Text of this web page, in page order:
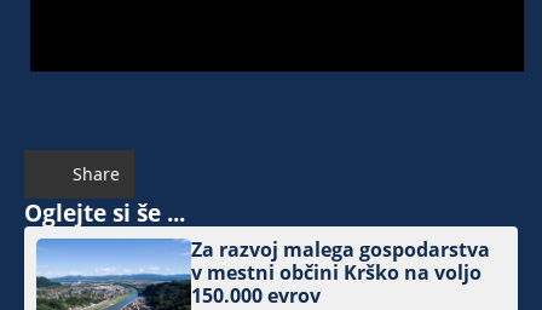
Share
Oglejte si še ...
Za razvoj malega gospodarstva
v mestni občini Krško na voljo
150.000 evrov